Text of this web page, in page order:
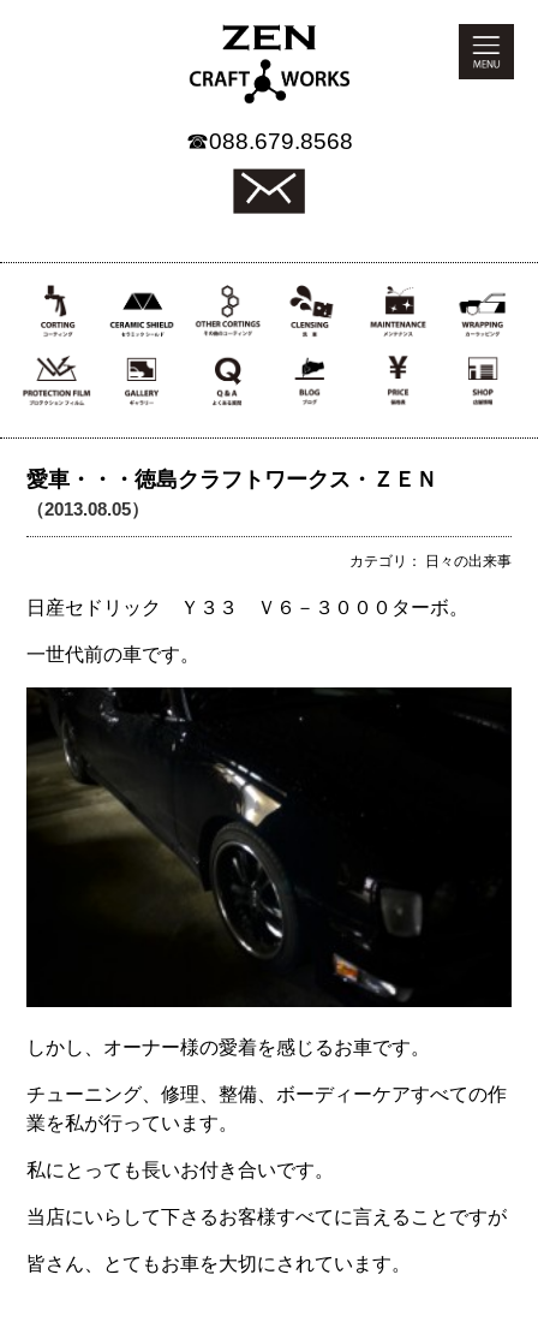
☎088.679.8568
愛車・・・徳島クラフトワークス・ＺＥＮ
（2013.08.05）
カテゴリ： 日々の出来事
日産セドリック Ｙ３３ Ｖ６－３０００ターボ。
一世代前の車です。
しかし、オーナー様の愛着を感じるお車です。
チューニング、修理、整備、ボーディーケアすべての作
業を私が行っています。
私にとっても長いお付き合いです。
当店にいらして下さるお客様すべてに言えることですが
皆さん、とてもお車を大切にされています。